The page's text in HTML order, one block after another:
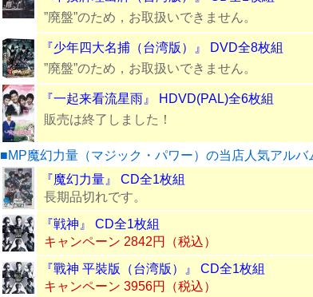
”廃盤”のため，お取扱いできません。
『少年四大名捕（台湾版）』 DVD全8枚組
”廃盤”のため，お取扱いできません。
『一起来看流星雨』 HDVD(PAL)全6枚組
販売は終了しました！
■MP魔幻力量（マジック・パワー）の当店人気アルバ
『魔幻力量』 CD全1枚組
長期品切れです。
『戦神』 CD全1枚組
キャンペーン 2842円（税込）
『戰神 平裝版（台湾版）』 CD全1枚組
キャンペーン 3956円（税込）